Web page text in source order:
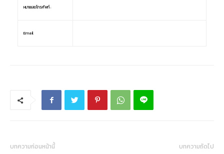
หมายเลขโทรศัพท์ :
Email
บทความก่อนหน้านี้ บทความถัดไป